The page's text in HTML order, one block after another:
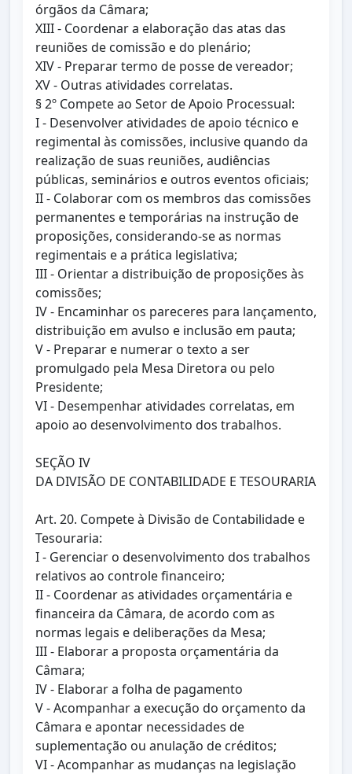
órgãos da Câmara;
XIII - Coordenar a elaboração das atas das
reuniões de comissão e do plenário;
XIV - Preparar termo de posse de vereador;
XV - Outras atividades correlatas.
§ 2º Compete ao Setor de Apoio Processual:
I - Desenvolver atividades de apoio técnico e
regimental às comissões, inclusive quando da
realização de suas reuniões, audiências
públicas, seminários e outros eventos oficiais;
II - Colaborar com os membros das comissões
permanentes e temporárias na instrução de
proposições, considerando-se as normas
regimentais e a prática legislativa;
III - Orientar a distribuição de proposições às
comissões;
IV - Encaminhar os pareceres para lançamento,
distribuição em avulso e inclusão em pauta;
V - Preparar e numerar o texto a ser
promulgado pela Mesa Diretora ou pelo
Presidente;
VI - Desempenhar atividades correlatas, em
apoio ao desenvolvimento dos trabalhos.
SEÇÃO IV
DA DIVISÃO DE CONTABILIDADE E TESOURARIA
Art. 20. Compete à Divisão de Contabilidade e
Tesouraria:
I - Gerenciar o desenvolvimento dos trabalhos
relativos ao controle financeiro;
II - Coordenar as atividades orçamentária e
financeira da Câmara, de acordo com as
normas legais e deliberações da Mesa;
III - Elaborar a proposta orçamentária da
Câmara;
IV - Elaborar a folha de pagamento
V - Acompanhar a execução do orçamento da
Câmara e apontar necessidades de
suplementação ou anulação de créditos;
VI - Acompanhar as mudanças na legislação